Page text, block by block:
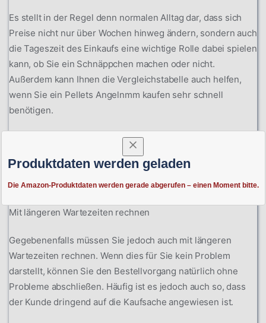
Produktdaten werden geladen
Die Amazon-Produktdaten werden gerade abgerufen – einen Moment bitte.
Es stellt in der Regel denn normalen Alltag dar, dass sich
Preise nicht nur über Wochen hinweg ändern, sondern auch
die Tageszeit des Einkaufs eine wichtige Rolle dabei spielen
kann, ob Sie ein Schnäppchen machen oder nicht.
Außerdem kann Ihnen die Vergleichstabelle auch helfen,
wenn Sie ein Pellets Angelnmm kaufen sehr schnell
benötigen.
Mit nur einem Blick ist für Sie nämlich ersichtlich, ob sich
das Produkt bereits im Lager befindet, sodass Sie binnen
weniger Tage mit einem Eintreffen bei Ihnen zu Hause
rechnen können.
Mit längeren Wartezeiten rechnen
Gegebenenfalls müssen Sie jedoch auch mit längeren
Wartezeiten rechnen. Wenn dies für Sie kein Problem
darstellt, können Sie den Bestellvorgang natürlich ohne
Probleme abschließen. Häufig ist es jedoch auch so, dass
der Kunde dringend auf die Kaufsache angewiesen ist.